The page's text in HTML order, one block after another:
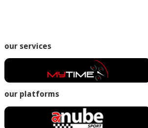
our services
our platforms